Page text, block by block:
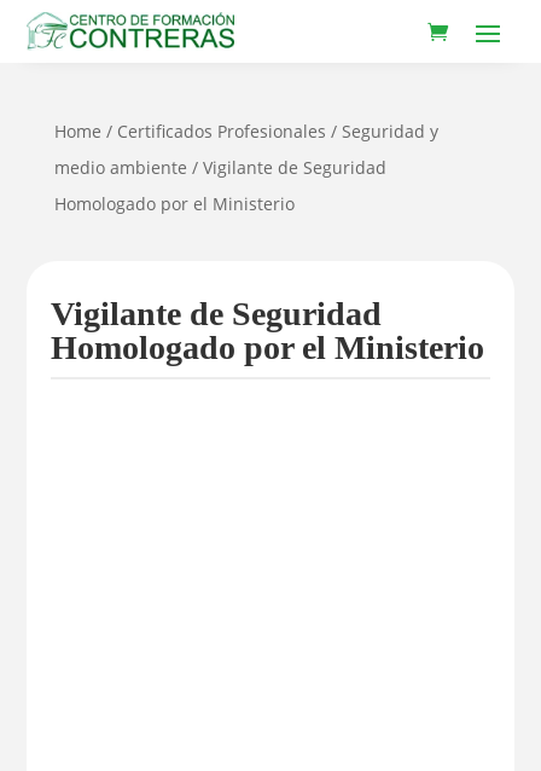
Home / Certificados Profesionales / Seguridad y
medio ambiente / Vigilante de Seguridad
Homologado por el Ministerio
Vigilante de Seguridad
Homologado por el Ministerio